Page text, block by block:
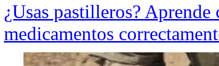
¿Usas pastilleros?
medicamentos